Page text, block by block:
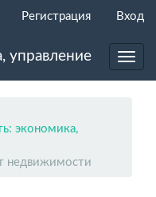
Регистрация Вход
управление
экономика,
недвижимости